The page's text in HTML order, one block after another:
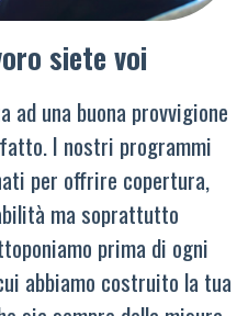
siete voi
ad una buona provvigione
I nostri programmi
per offrire copertura,
ma soprattutto
prima di ogni
abbiamo costruito la tua